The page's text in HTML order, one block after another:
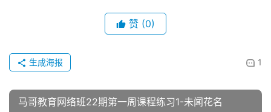
赞 (0)
1
生成海报
马哥教育网络班22期第一周课程练习1-未闻花名